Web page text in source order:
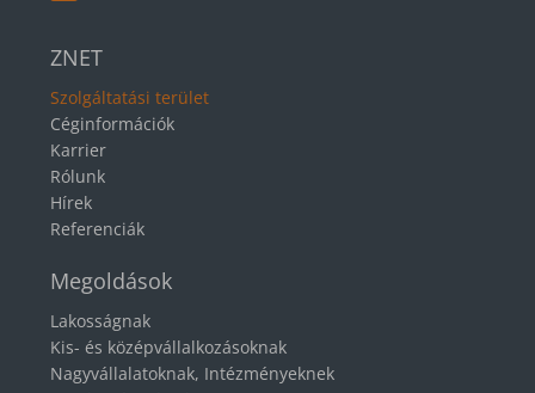
ZNET
Szolgáltatási terület
Céginformációk
Karrier
Rólunk
Hírek
Referenciák
Megoldások
Lakosságnak
Kis- és középvállalkozásoknak
Nagyvállalatoknak, Intézményeknek